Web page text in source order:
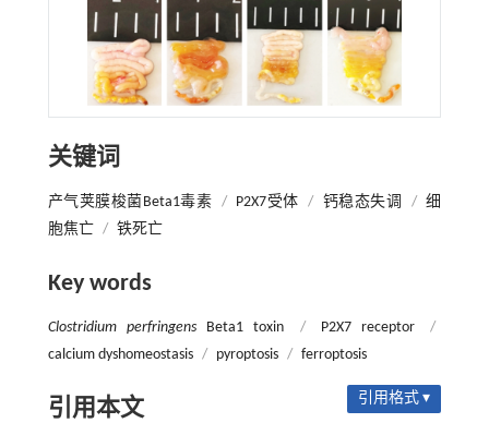
关键词
产气荚膜梭菌Beta1毒素 / P2X7受体 / 钙稳态失调 / 细
胞焦亡 / 铁死亡
Key words
Clostridium perfringensBeta1 toxin / P2X7 receptor
/
calcium dyshomeostasis / pyroptosis / ferroptosis
引用本文 引用格式 ▾